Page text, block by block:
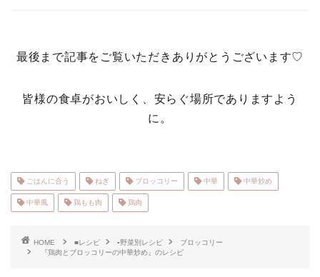
最後まで記事をご覧いただきありがとうございます♡
皆様の食卓がおいしく、安らぐ場所でありますよう
に。
ごはんに合う ねぎ ブロッコリー 中華 中華炒め
中華風 鶏もも肉 鶏肉
HOME ■レシピ ▪野菜別レシピ
ブロッコリー
『鶏肉とブロッコリーの中華炒め』のレシピ